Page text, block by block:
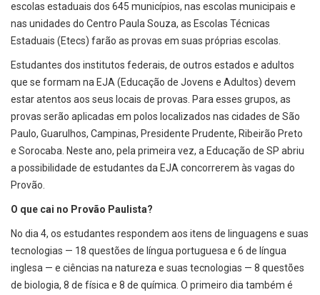
escolas estaduais dos 645 municípios, nas escolas municipais e
nas unidades do Centro Paula Souza, as Escolas Técnicas
Estaduais (Etecs) farão as provas em suas próprias escolas.
Estudantes dos institutos federais, de outros estados e adultos
que se formam na EJA (Educação de Jovens e Adultos) devem
estar atentos aos seus locais de provas. Para esses grupos, as
provas serão aplicadas em polos localizados nas cidades de São
Paulo, Guarulhos, Campinas, Presidente Prudente, Ribeirão Preto
e Sorocaba. Neste ano, pela primeira vez, a Educação de SP abriu
a possibilidade de estudantes da EJA concorrerem às vagas do
Provão.
O que cai no Provão Paulista?
No dia 4, os estudantes respondem aos itens de linguagens e suas
tecnologias — 18 questões de língua portuguesa e 6 de língua
inglesa — e ciências na natureza e suas tecnologias — 8 questões
de biologia, 8 de física e 8 de química. O primeiro dia também é